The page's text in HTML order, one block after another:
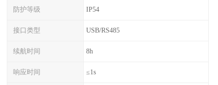
防护等级 IP54
接口类型 USB/RS485
续航时间 8h
响应时间 ≤1s